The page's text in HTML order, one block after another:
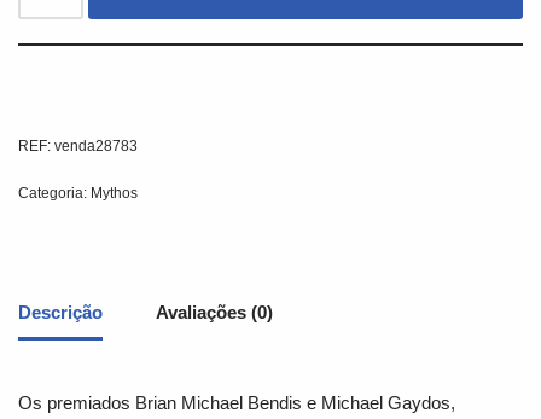
REF: venda28783
Categoria: Mythos
Descrição Avaliações (0)
Os premiados Brian Michael Bendis e Michael Gaydos,